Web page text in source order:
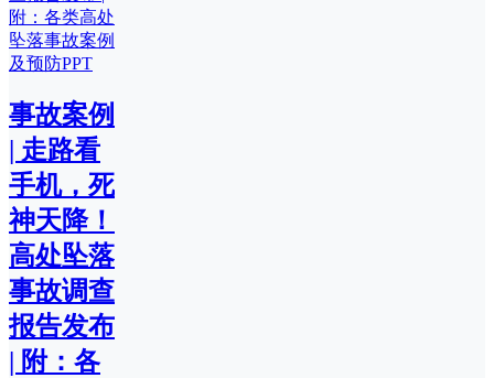
事故案例
| 走路看
手机，死
神天降！
高处坠落
事故调查
报告发布
| 附：各